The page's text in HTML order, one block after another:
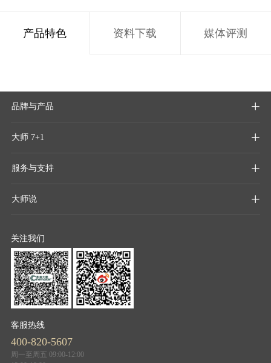
产品特色 资料下载 媒体评测
品牌与产品 
大师 7+1 
服务与支持 
大师说 
关注我们
客服热线
400-820-5607
周一至周五 09:00-12:00